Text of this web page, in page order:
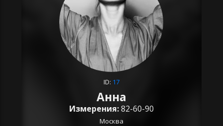
ID: 17
Анна
Измерения:82-60-90
Москва